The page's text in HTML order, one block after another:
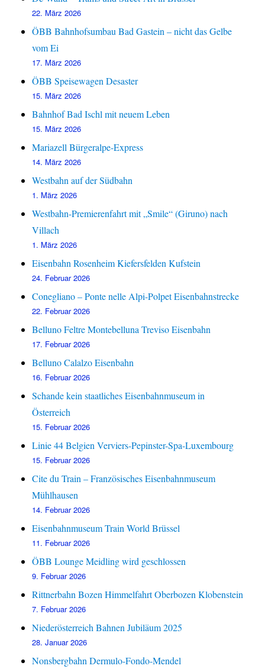
22. März 2026
ÖBB Bahnhofsumbau Bad Gastein – nicht das Gelbe
vom Ei
17. März 2026
ÖBB Speisewagen Desaster
15. März 2026
Bahnhof Bad Ischl mit neuem Leben
15. März 2026
Mariazell Bürgeralpe-Express
14. März 2026
Westbahn auf der Südbahn
1. März 2026
Westbahn-Premierenfahrt mit „Smile“ (Giruno) nach
Villach
1. März 2026
Eisenbahn Rosenheim Kiefersfelden Kufstein
24. Februar 2026
Conegliano – Ponte nelle Alpi-Polpet Eisenbahnstrecke
22. Februar 2026
Belluno Feltre Montebelluna Treviso Eisenbahn
17. Februar 2026
Belluno Calalzo Eisenbahn
16. Februar 2026
Schande kein staatliches Eisenbahnmuseum in
Österreich
15. Februar 2026
Linie 44 Belgien Verviers-Pepinster-Spa-Luxembourg
15. Februar 2026
Cite du Train – Französisches Eisenbahnmuseum
Mühlhausen
14. Februar 2026
Eisenbahnmuseum Train World Brüssel
11. Februar 2026
ÖBB Lounge Meidling wird geschlossen
9. Februar 2026
Rittnerbahn Bozen Himmelfahrt Oberbozen Klobenstein
7. Februar 2026
Niederösterreich Bahnen Jubiläum 2025
28. Januar 2026
Nonsbergbahn Dermulo-Fondo-Mendel